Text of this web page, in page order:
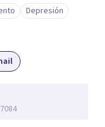
Depresión